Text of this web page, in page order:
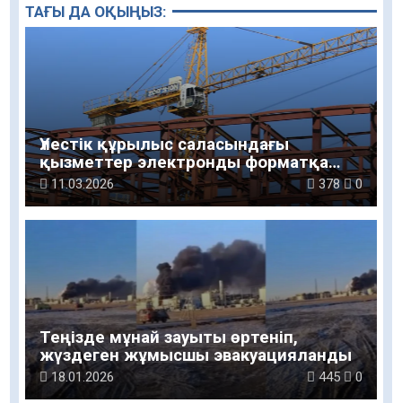
ТАҒЫ ДА ОҚЫҢЫЗ:
Үлестік құрылыс саласындағы
қызметтер электронды форматқа
көшіріледі
11.03.2026 378 0
Теңізде мұнай зауыты өртеніп,
жүздеген жұмысшы эвакуацияланды
18.01.2026 445 0